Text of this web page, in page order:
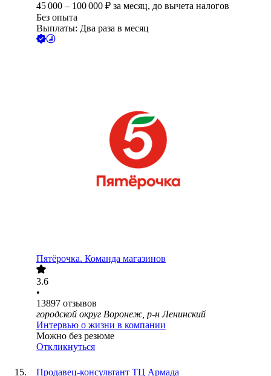
45 000 – 100 000 ₽ за месяц, до вычета налогов
Без опыта
Выплаты: Два раза в месяц
Пятёрочка. Команда магазинов
3.6
•
13897 отзывов
городской округ Воронеж, р-н Ленинский
Интервью о жизни в компании
Можно без резюме
Откликнуться
Продавец-консультант ТЦ Армада